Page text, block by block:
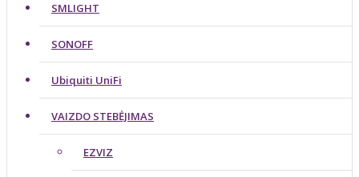
SMLIGHT
SONOFF
Ubiquiti UniFi
VAIZDO STEBĖJIMAS
EZVIZ